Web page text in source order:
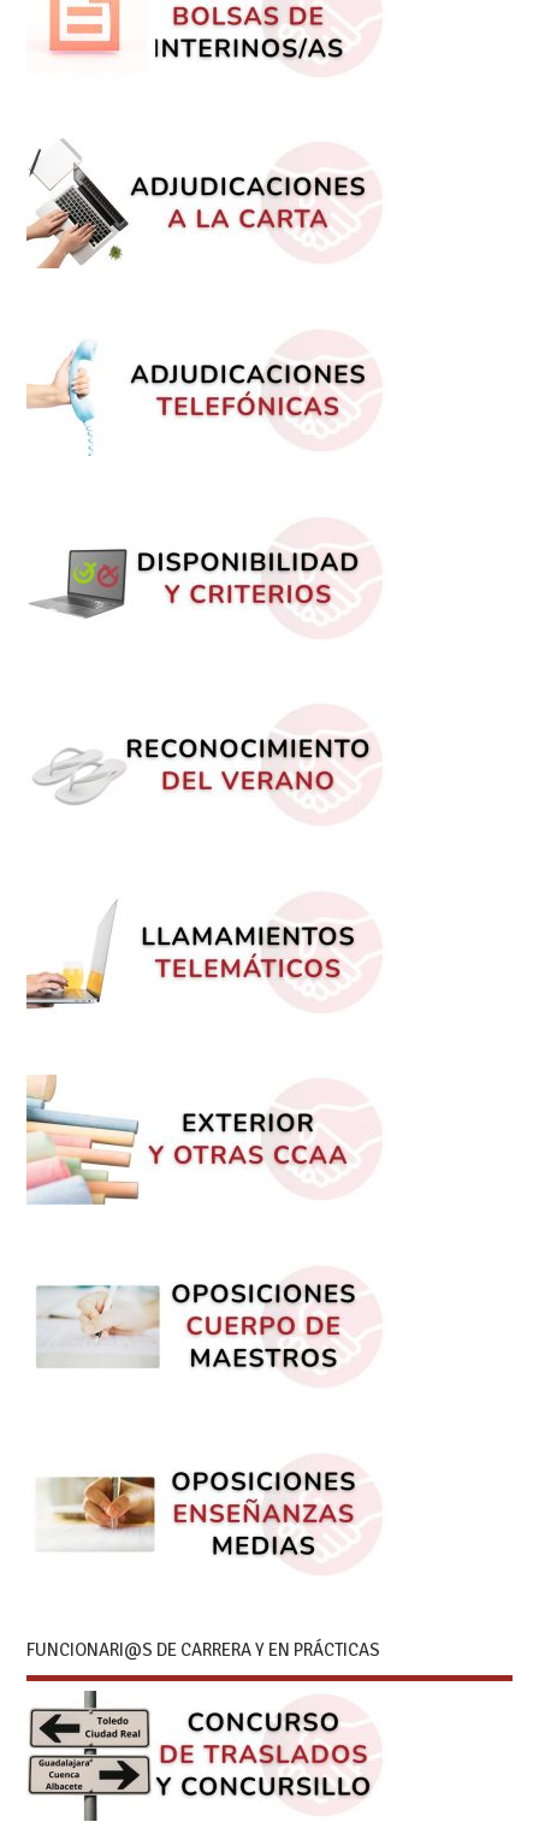
FUNCIONARI@S DE CARRERA Y EN PRÁCTICAS